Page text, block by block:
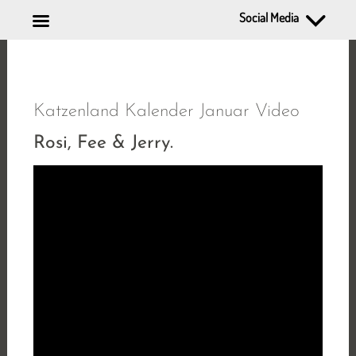
Katzenland Kalender Januar Video
Rosi, Fee & Jerry.
Social Media